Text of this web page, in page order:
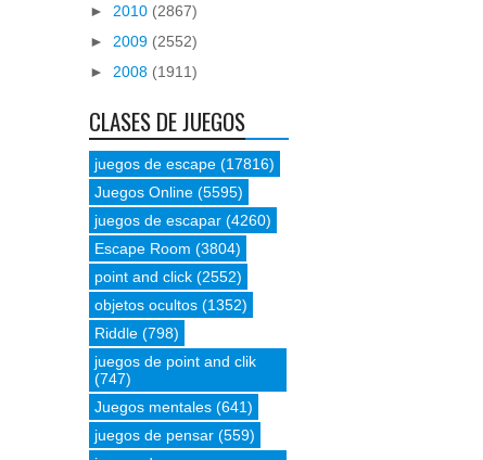
► 2010 (2867)
► 2009 (2552)
► 2008 (1911)
CLASES DE JUEGOS
juegos de escape (17816)
Juegos Online (5595)
juegos de escapar (4260)
Escape Room (3804)
point and click (2552)
objetos ocultos (1352)
Riddle (798)
juegos de point and clik
(747)
Juegos mentales (641)
juegos de pensar (559)